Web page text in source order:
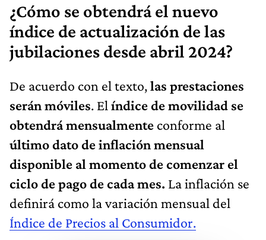
¿Cómo se obtendrá el nuevo
índice de actualización de las
jubilaciones desde abril 2024?
De acuerdo con el texto,las prestaciones
serán móviles. El índice de movilidad se
obtendrá mensualmente conforme al
último dato de inflación mensual
disponible al momento de comenzar el
ciclo de pago de cada mes. La inflación se
definirá como la variación mensual del
Índice de Precios al Consumidor.